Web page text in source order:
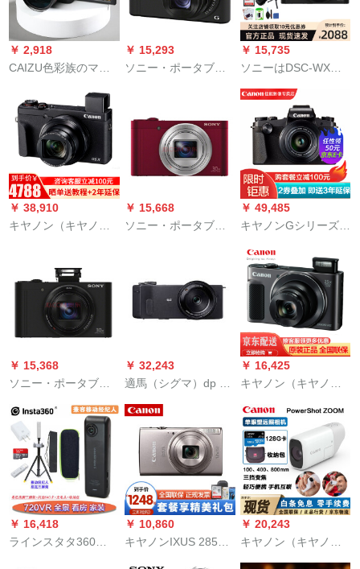
￥ 2,918
CAIZU色彩族のマイ
ルカメラのカード機
の学生の入門級のカ
メラの家庭旅行の携
帯する一眼レフカメ
ラの標準装備+5重の
良い贈り物
￥ 15,293
ソニー・ポータブル
DSC-WX 350黒セッ
￥ 15,735
ソニーはDSC-WX
30倍光学ズームWi-Fi
180度を共有していま
す。
￥ 38,910
キヤノン（キヤノ
ジタルカメラ4 Kビデ
オカードマシンG 5 X
Mark II新品セット
2（64 Gカード+予備
￥ 15,668
ソニー・ポータブル
DSC-WX 500赤いセ
ット2
￥ 49,485
キヤノンGシリーズデ
デオ撮影PowerShot
G 1 X Mark III G 1 X
3ブラックパッケージ
版
￥ 15,368
ソニー・ポータブル
ド機家庭用カメラ
DSC-WX 500黒セッ
ト1
￥ 32,243
適馬（シグマ）dp 2
Quattroデジタルカメ
ラX 3センサーAPS-C
の画幅30 mm F 2.8の
フォーカスレンズ
￥ 16,425
キヤノン（キヤノ
SX 720/SX 620/SX
740大ズームデジタル
カメラ長焦点カメラ
SX 620 HSブラック
64 Gカードバッグ用
電池セット3
￥ 16,418
ラインスタタ360
￥ 10,860
キヤノンIXUS 285
￥ 20,243
キヤノン（キヤノ